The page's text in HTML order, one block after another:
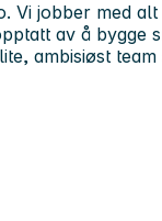
Vi jobber med
av å bygge
ambisiøst